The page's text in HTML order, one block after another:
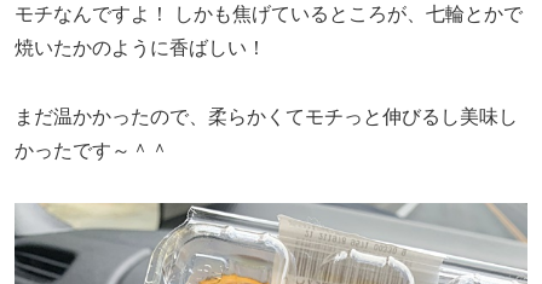
モチなんですよ！
しかも焦げているところが、七輪とかで
焼いたかのように香ばしい！
まだ温かかったので、柔らかくてモチっと伸びるし美味し
かったです～＾＾